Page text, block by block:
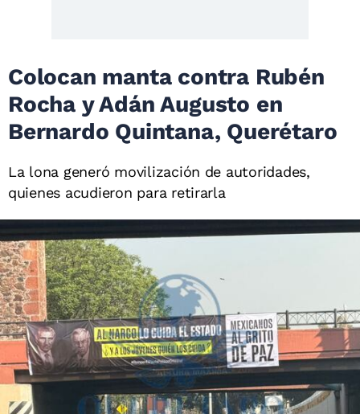
Colocan manta contra Rubén
Rocha y Adán Augusto en
Bernardo Quintana, Querétaro
La lona generó movilización de autoridades,
quienes acudieron para retirarla